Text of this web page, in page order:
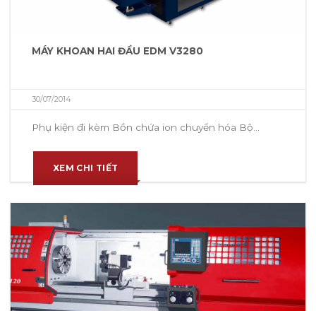
MÁY KHOAN HAI ĐẦU EDM V3280
30/07/2014
Phụ kiện đi kèm Bồn chứa ion chuyển hóa Bộ...
XEM CHI TIẾT